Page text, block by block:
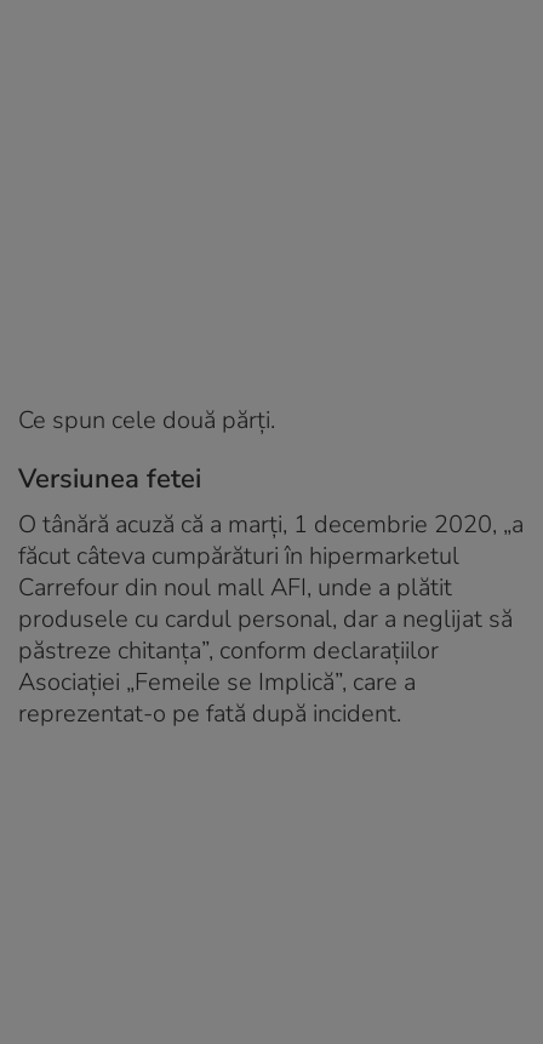
Ce spun cele două părți.
Versiunea fetei
O tânără acuză că a marți, 1 decembrie 2020, „a
făcut câteva cumpărături în hipermarketul
Carrefour din noul mall AFI, unde a plătit
produsele cu cardul personal, dar a neglijat să
păstreze chitanţa”, conform declarațiilor
Asociaţiei „Femeile se Implică”, care a
reprezentat-o pe fată după incident.